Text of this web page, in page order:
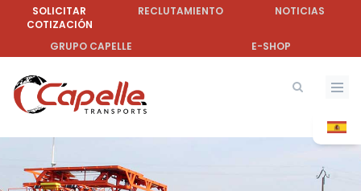
Pasar
contenido
SOLICITAR
COTIZACIÓN
RECLUTAMIENTO NOTICIAS
GRUPO CAPELLE E-SHOP